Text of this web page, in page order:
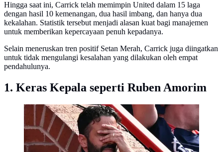
Hingga saat ini, Carrick telah memimpin United dalam 15 laga
dengan hasil 10 kemenangan, dua hasil imbang, dan hanya dua
kekalahan. Statistik tersebut menjadi alasan kuat bagi manajemen
untuk memberikan kepercayaan penuh kepadanya.
Selain meneruskan tren positif Setan Merah, Carrick juga diingatkan
untuk tidak mengulangi kesalahan yang dilakukan oleh empat
pendahulunya.
1. Keras Kepala seperti Ruben Amorim
Pelatih Manchester United, Ruben Amorim,
menunjukkan ekspresi kecewa dengan memegang
kepalanya saat pertandingan Liga Inggris 2024/2025
melawan West Ham di Old Trafford, Manchester,
Inggris, pada hari Minggu.